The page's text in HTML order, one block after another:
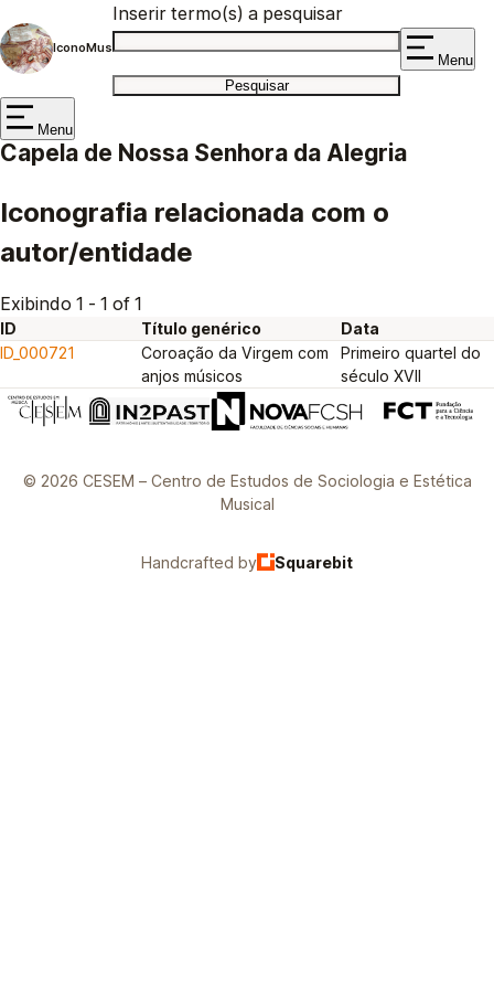
IconoMus
Inserir termo(s) a pesquisar
Menu
Menu
Capela de Nossa Senhora da Alegria
Iconografia relacionada com o
autor/entidade
Exibindo 1 - 1 of 1
ID Título genérico
Data
ID_000721
Coroação da Virgem com
anjos músicos
Primeiro quartel do
século XVII
© 2026 CESEM – Centro de Estudos de Sociologia e Estética
Musical
Handcrafted by Squarebit